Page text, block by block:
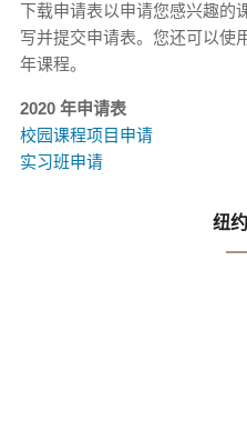
下载申请表以申请您感兴趣的
写并提交申请表。您还可以使
年课程。
2020 年申请表
校园课程项目申请
实习班申请
纽